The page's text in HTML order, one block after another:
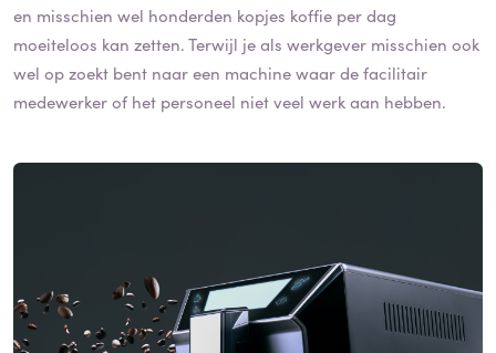
en misschien wel honderden kopjes koffie per dag
moeiteloos kan zetten. Terwijl je als werkgever misschien ook
wel op zoekt bent naar een machine waar de facilitair
medewerker of het personeel niet veel werk aan hebben.